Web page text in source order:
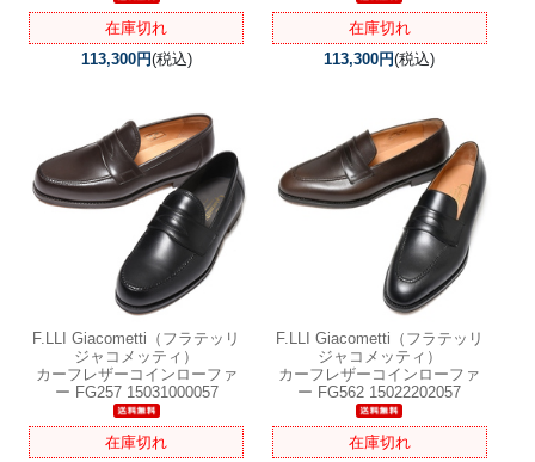
在庫切れ
113,300円(税込)
在庫切れ
113,300円(税込)
F.LLI Giacometti（フラテッリ
ジャコメッティ）
カーフレザーコインローファ
ー FG257 15031000057
在庫切れ
F.LLI Giacometti（フラテッリ
ジャコメッティ）
カーフレザーコインローファ
ー FG562 15022202057
在庫切れ